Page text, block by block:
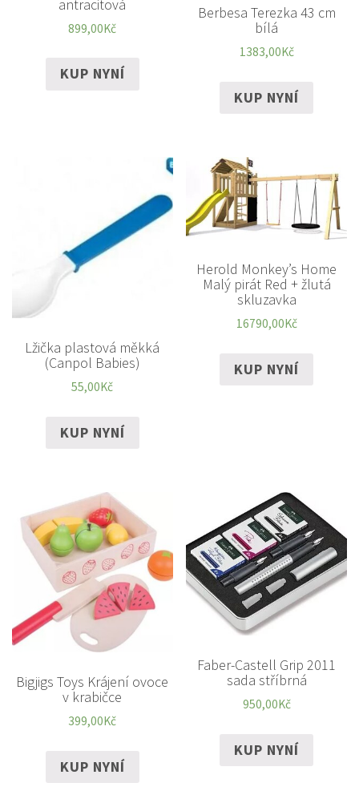
antracitová
899,00Kč
KUP NYNÍ
Berbesa Terezka 43 cm
bílá
1383,00Kč
KUP NYNÍ
Lžička plastová měkká
(Canpol Babies)
55,00Kč
KUP NYNÍ
Herold Monkey’s Home
Malý pirát Red + žlutá
skluzavka
16790,00Kč
KUP NYNÍ
Bigjigs Toys Krájení ovoce
v krabičce
399,00Kč
KUP NYNÍ
Faber-Castell Grip 2011
sada stříbrná
950,00Kč
KUP NYNÍ